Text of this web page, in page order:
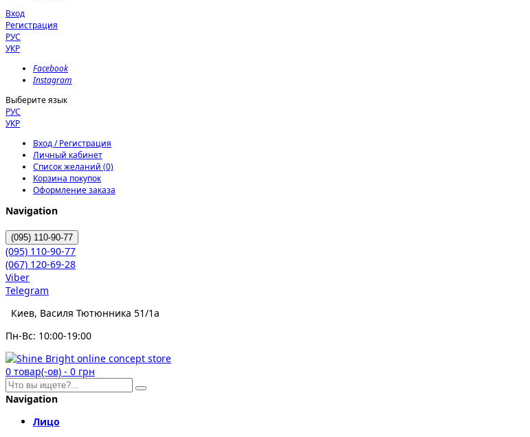
Вход
Регистрация
РУС
УКР
Facebook
Instagram
Выберите язык
РУС
УКР
Вход / Регистрация
Личный кабинет
Список желаний (0)
Корзина покупок
Оформление заказа
Navigation
(095) 110-90-77
(095) 110-90-77
(067) 120-69-28
Viber
Telegram
Киев, Василя Тютюнника 51/1а
Пн-Вс: 10:00-19:00
0 товар(-ов) - 0 грн
Navigation
Лицо